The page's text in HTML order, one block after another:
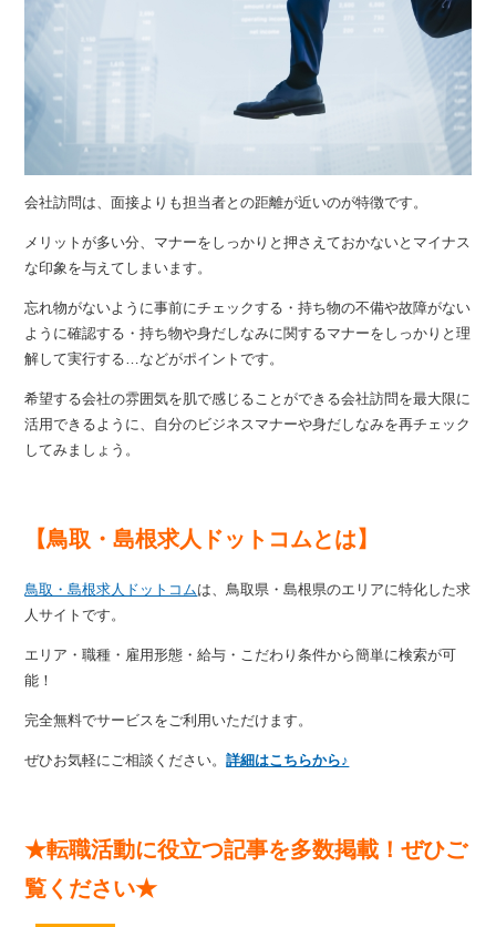
会社訪問は、面接よりも担当者との距離が近いのが特徴です。
メリットが多い分、マナーをしっかりと押さえておかないとマイナス
な印象を与えてしまいます。
忘れ物がないように事前にチェックする・持ち物の不備や故障がない
ように確認する・持ち物や身だしなみに関するマナーをしっかりと理
解して実行する…などがポイントです。
希望する会社の雰囲気を肌で感じることができる会社訪問を最大限に
活用できるように、自分のビジネスマナーや身だしなみを再チェック
してみましょう。
【鳥取・島根求人ドットコムとは】
鳥取・島根求人ドットコムは、鳥取県・島根県のエリアに特化した求
人サイトです。
エリア・職種・雇用形態・給与・こだわり条件から簡単に検索が可
能！
完全無料でサービスをご利用いただけます。
ぜひお気軽にご相談ください。詳細はこちらから♪
★転職活動に役立つ記事を多数掲載！ぜひご
覧ください★